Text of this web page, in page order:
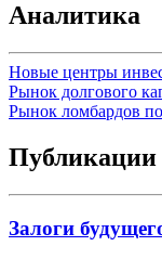
Аналитика
Новые центры
Рынок долгового
Рынок ломбардов
Публикации
Залоги